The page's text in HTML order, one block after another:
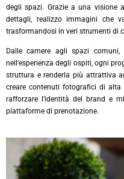
degli spazi. Grazie a una visione
dettagli, realizzo immagini che
trasformandosi in veri strumenti di
Dalle camere agli spazi
nell’esperienza degli ospiti, ogni
struttura e renderla più attrattiva
creare contenuti fotografici di
rafforzare l’identità del brand e
piattaforme di prenotazione.